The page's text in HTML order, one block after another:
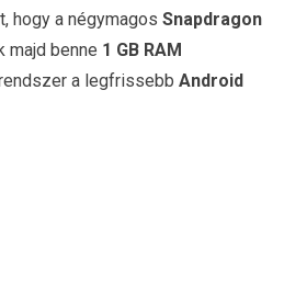
hogy a négymagos Snapdragon
majd benne 1 GB RAM
a legfrissebb Android